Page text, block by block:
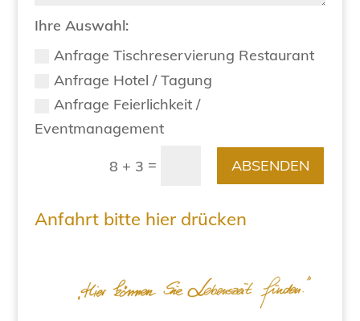
Ihre Auswahl:
Anfrage Tischreservierung Restaurant
Anfrage Hotel / Tagung
Anfrage Feierlichkeit /
Eventmanagement
8 + 3 = ABSENDEN
Anfahrt bitte hier drücken